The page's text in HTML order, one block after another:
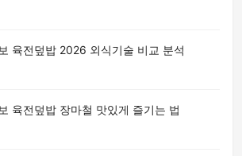
육전덮밥 2026 외식기술 비교 분석
육전덮밥 장마철 맛있게 즐기는 법